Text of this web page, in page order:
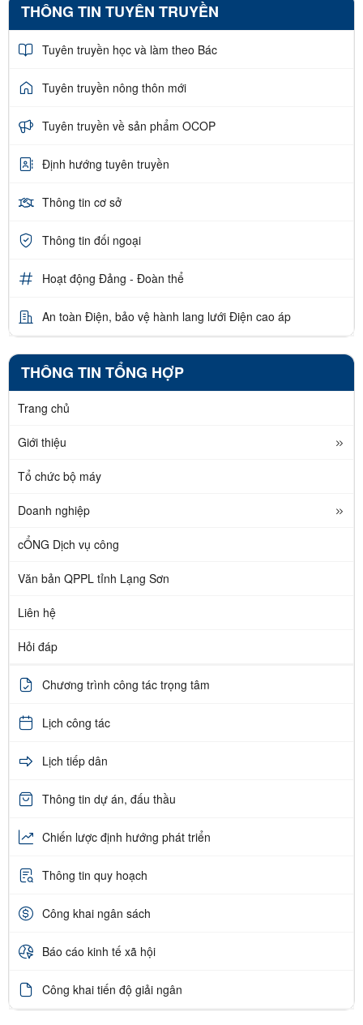
THÔNG TIN TUYÊN TRUYỀN
Tuyên truyền học và làm theo Bác
Tuyên truyền nông thôn mới
Tuyên truyền về sản phẩm OCOP
Định hướng tuyên truyền
Thông tin cơ sở
Thông tin đối ngoại
Hoạt động Đảng - Đoàn thể
An toàn Điện, bảo vệ hành lang lưới Điện cao áp
THÔNG TIN TỔNG HỢP
Trang chủ
Giới thiệu
Tổ chức bộ máy
Doanh nghiệp
cỔNG Dịch vụ công
Văn bản QPPL tỉnh Lạng Sơn
Liên hệ
Hỏi đáp
Chương trình công tác trọng tâm
Lịch công tác
Lịch tiếp dân
Thông tin dự án, đấu thầu
Chiến lược định hướng phát triển
Thông tin quy hoạch
Công khai ngân sách
Báo cáo kinh tế xã hội
Công khai tiến độ giải ngân